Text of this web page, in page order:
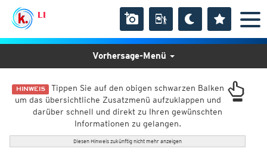
LI
HINWEIS Tippen Sie auf den obigen schwarzen Balken
um das übersichtliche Zusatzmenü aufzuklappen und
darüber schnell und direkt zu Ihren gewünschten
Informationen zu gelangen.
Diesen Hinweis zukünftig nicht mehr anzeigen
Vorhersage-Menü